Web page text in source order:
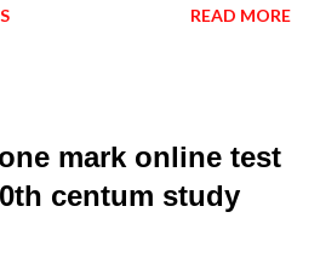
READ MORE
mark online test
centum study